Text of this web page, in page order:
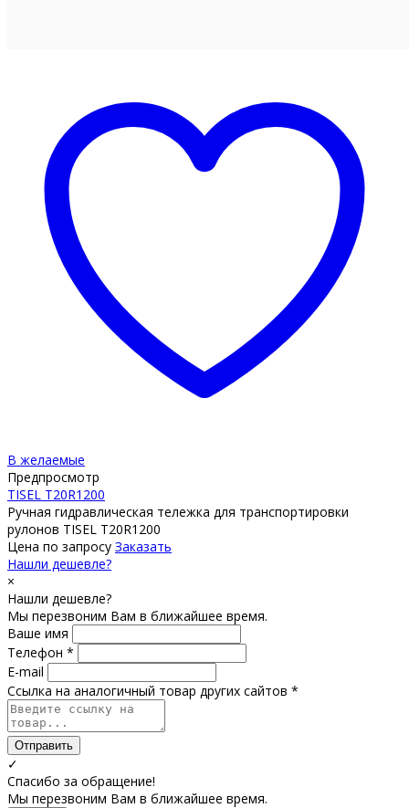
В желаемые
Предпросмотр
TISEL T20R1200
Ручная гидравлическая тележка для транспортировки
рулонов TISEL T20R1200
Цена по запросу Заказать
Нашли дешевле?
×
Нашли дешевле?
Мы перезвоним Вам в ближайшее время.
Ваше имя
Телефон *
E-mail
Ссылка на аналогичный товар других сайтов *
Отправить
✓
Спасибо за обращение!
Мы перезвоним Вам в ближайшее время.